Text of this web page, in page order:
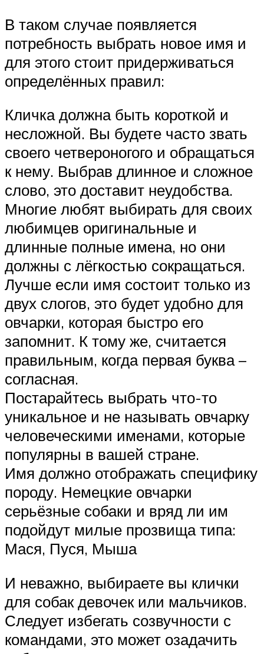
В таком случае появляется
потребность выбрать новое имя и
для этого стоит придерживаться
определённых правил:
Кличка должна быть короткой и
несложной. Вы будете часто звать
своего четвероногого и обращаться
к нему. Выбрав длинное и сложное
слово, это доставит неудобства.
Многие любят выбирать для своих
любимцев оригинальные и
длинные полные имена, но они
должны с лёгкостью сокращаться.
Лучше если имя состоит только из
двух слогов, это будет удобно для
овчарки, которая быстро его
запомнит. К тому же, считается
правильным, когда первая буква –
согласная.
Постарайтесь выбрать что-то
уникальное и не называть овчарку
человеческими именами, которые
популярны в вашей стране.
Имя должно отображать специфику
породу. Немецкие овчарки
серьёзные собаки и вряд ли им
подойдут милые прозвища типа:
Мася, Пуся, Мыша
И неважно, выбираете вы клички
для собак девочек или мальчиков.
Следует избегать созвучности с
командами, это может озадачить